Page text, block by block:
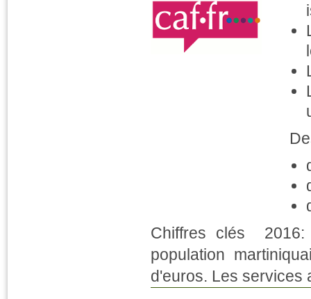
Chiffres clés 2016:
population
d'euros. Les